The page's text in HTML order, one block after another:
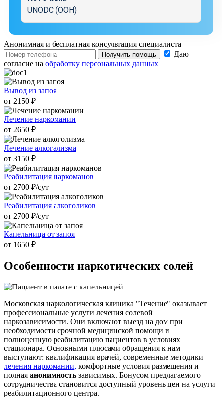
UNODC (ООН)
Анонимная и бесплатная консультация специалиста
Получить помощь
Даю
согласие на обработку персональных данных
Вывод из запоя
от 2150 ₽
Лечение наркомании
от 2650 ₽
Лечение алкогализма
от 3150 ₽
Реабилитация наркоманов
от 2700 ₽/cут
Реабилитация алкоголиков
от 2700 ₽/cут
Капельница от запоя
от 1650 ₽
Особенности наркотических солей
Московская наркологическая клиника "Течение" оказывает
профессиональные услуги лечения солевой
наркозависимости. Они включают выезд на дом при
необходимости срочной медицинской помощи и
полноценную реабилитацию пациентов в условиях
стационара. Основными плюсами обращения к нам
выступают: квалификация врачей, современные методики
лечения наркомании, комфортные условия размещения и
полная анонимность зависимых. Бонусом предлагаемого
сотрудничества становится доступный уровень цен на услуги
реабилитационного центра.